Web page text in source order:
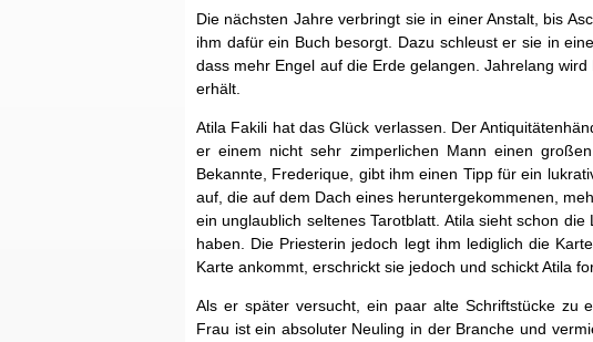
Die nächsten Jahre verbringt sie in einer Anstalt, bis
ihm dafür ein Buch besorgt. Dazu schleust er sie in
dass mehr Engel auf die Erde gelangen. Jahrelang
erhält.
Atila Fakili hat das Glück verlassen. Der
er einem nicht sehr zimperlichen Mann einen
Bekannte, Frederique, gibt ihm einen Tipp für ein
auf, die auf dem Dach eines heruntergekommenen,
ein unglaublich seltenes Tarotblatt. Atila sieht schon
haben. Die Priesterin jedoch legt ihm lediglich die
Karte ankommt, erschrickt sie jedoch und schickt Atila
Als er später versucht, ein paar alte Schriftstücke zu
Frau ist ein absoluter Neuling in der Branche und